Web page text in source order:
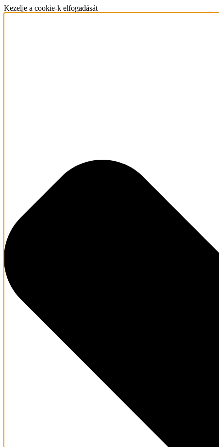
Kezelje a cookie-k elfogadását